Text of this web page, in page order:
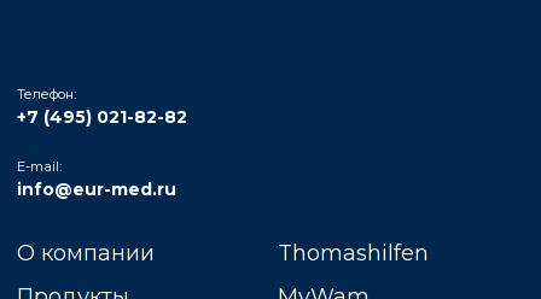
Телефон:
+7 (495) 021-82-82
E-mail:
info@eur-med.ru
О компании
Thomashilfen